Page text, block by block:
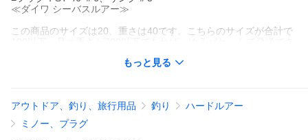
≪ダイワ シーバスルアー≫
この商品のサイズは20、重さは40です。こちらのサイズが合計で
この商品のみのご注文の場合、ゆうパケットでの配送時には合計
もっと見る
アウトドア、釣り、旅行用品 釣り
ハードルアー
ミノー、プラグ